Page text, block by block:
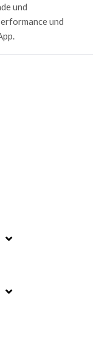
und
und